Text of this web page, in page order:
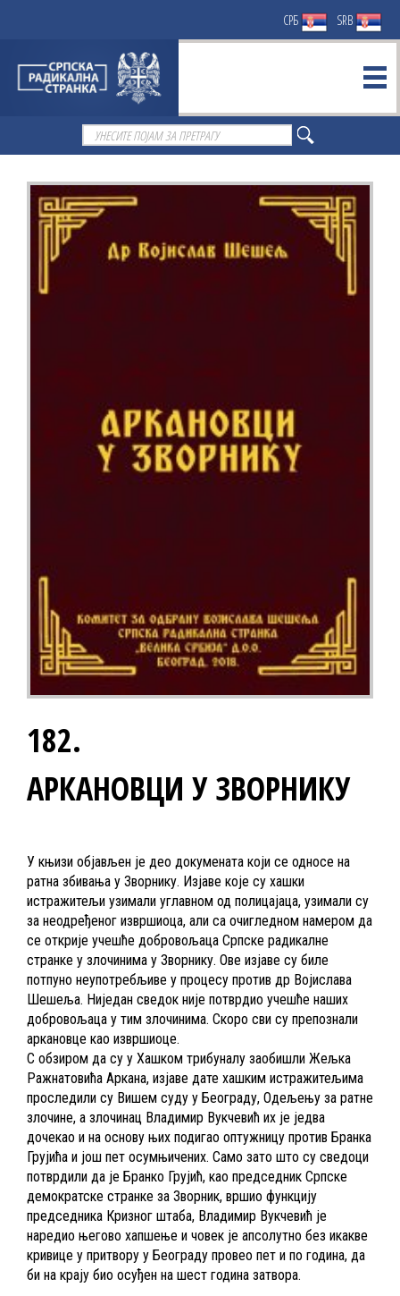
СРБ SRB
182.
АРКАНОВЦИ У ЗВОРНИКУ
У књизи објављен је део докумената који се односе на
ратна збивања у Зворнику. Изјаве које су хашки
истражитељи узимали углавном од полицајаца, узимали су
за неодређеног извршиоца, али са очигледном намером да
се открије учешће добровољаца Српске радикалне
странке у злочинима у Зворнику. Ове изјаве су биле
потпуно неупотребљиве у процесу против др Војислава
Шешеља. Ниједан сведок није потврдио учешће наших
добровољаца у тим злочинима. Скоро сви су препознали
аркановце као извршиоце.
С обзиром да су у Хашком трибуналу заобишли Жељка
Ражнатовића Аркана, изјаве дате хашким истражитељима
проследили су Вишем суду у Београду, Одељењу за ратне
злочине, а злочинац Владимир Вукчевић их је једва
дочекао и на основу њих подигао оптужницу против Бранка
Грујића и још пет осумњичених. Само зато што су сведоци
потврдили да је Бранко Грујић, као председник Српске
демократске странке за Зворник, вршио функцију
председника Кризног штаба, Владимир Вукчевић је
наредио његово хапшење и човек је апсолутно без икакве
кривице у притвору у Београду провео пет и по година, да
би на крају био осуђен на шест година затвора.